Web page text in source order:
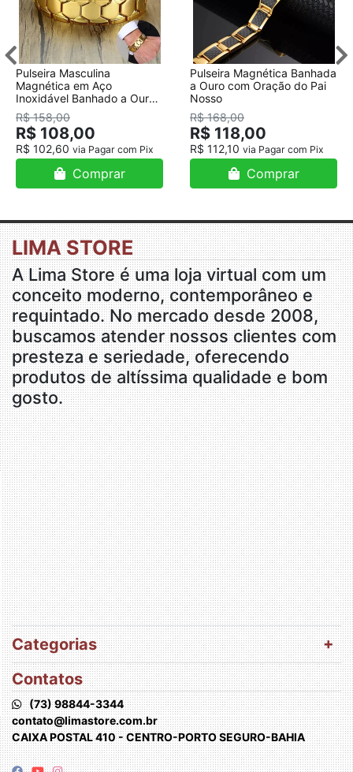
Pulseira Masculina
Magnética em Aço
Inoxidável Banhado a Ouro
18K
R$ 158,00
R$ 108,00
R$ 102,60 via Pagar com Pix
Comprar
Pulseira Magnética Banhada
a Ouro com Oração do Pai
Nosso
R$ 168,00
R$ 118,00
R$ 112,10 via Pagar com Pix
Comprar
LIMA STORE
A Lima Store é uma loja virtual com um
conceito moderno, contemporâneo e
requintado. No mercado desde 2008,
buscamos atender nossos clientes com
presteza e seriedade, oferecendo
produtos de altíssima qualidade e bom
gosto.
Categorias
Contatos
(73) 98844-3344
contato@limastore.com.br
CAIXA POSTAL 410 - CENTRO-PORTO SEGURO-BAHIA